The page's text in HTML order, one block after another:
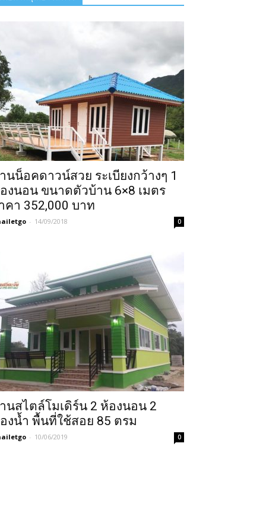
นน็อคดาวน์สวย ระเบียงกว้างๆ 1
งนอน ขนาดตัวบ้าน 6×8 เมตร
คา 352,000 บาท
- 14/09/2018 0
นสไตล์โมเดิร์น 2 ห้องนอน 2
งน้ำ พื้นที่ใช้สอย 85 ตรม
- 10/06/2019 0